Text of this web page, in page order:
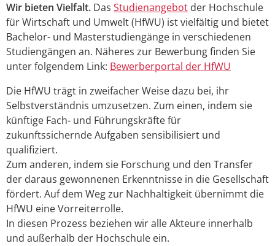
Wir bieten Vielfalt. Das Studienangebot der Hochschule
für Wirtschaft und Umwelt (HfWU) ist vielfältig und bietet
Bachelor- und Masterstudiengänge in verschiedenen
Studiengängen an. Näheres zur Bewerbung finden Sie
unter folgendem Link: Bewerberportal der HfWU
Die HfWU trägt in zweifacher Weise dazu bei, ihr
Selbstverständnis umzusetzen. Zum einen, indem sie
künftige Fach- und Führungskräfte für
zukunftssichernde Aufgaben sensibilisiert und
qualifiziert.
Zum anderen, indem sie Forschung und den Transfer
der daraus gewonnenen Erkenntnisse in die Gesellschaft
fördert. Auf dem Weg zur Nachhaltigkeit übernimmt die
HfWU eine Vorreiterrolle.
In diesen Prozess beziehen wir alle Akteure innerhalb
und außerhalb der Hochschule ein.